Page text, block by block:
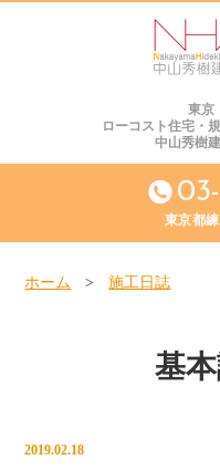
東京
ローコスト住宅・
中山秀樹
03-
東京都
ホーム > 施工日誌
基
2019.02.18